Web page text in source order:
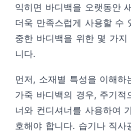
익히면 바디백을 오랫동안
더욱 만족스럽게 사용할 수
중한 바디백을 위한 몇 가
니다.
먼저, 소재별 특성을 이해하
가죽 바디백의 경우, 주기적
너와 컨디셔너를 사용하여
호해야 합니다. 습기나 직사